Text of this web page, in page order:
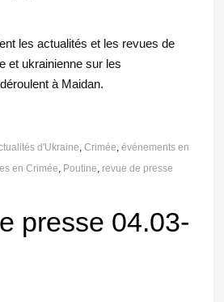
les actualités et les revues de
et ukrainienne sur les
à Maidan.
d'Ukraine Crimée événements en
en Crimée Poutine
revue de presse
presse 04.03-